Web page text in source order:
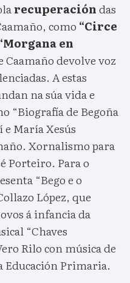
recuperacióndas
como “Circe
en
Caamaño devolve voz
A estas
na súa vida e
“Biografía de Begoña
e María Xesús
Xornalismo para
Porteiro. Para o
“Bego e o
López, que
á infancia da
“Chaves
Rilo con música de
Educación Primaria.